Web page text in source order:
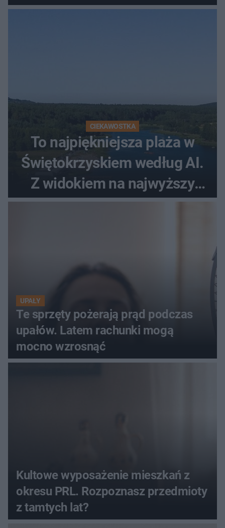
promenada
CIEKAWOSTKA
To najpiękniejsza plaża w
Świętokrzyskiem według AI.
Z widokiem na najwyższy
szczyt Gór Świętokrzyskich
UPAŁY
Te sprzęty pożerają prąd podczas
upałów. Latem rachunki mogą
mocno wzrosnąć
Kultowe wyposażenie mieszkań z
okresu PRL. Rozpoznasz przedmioty
z tamtych lat?